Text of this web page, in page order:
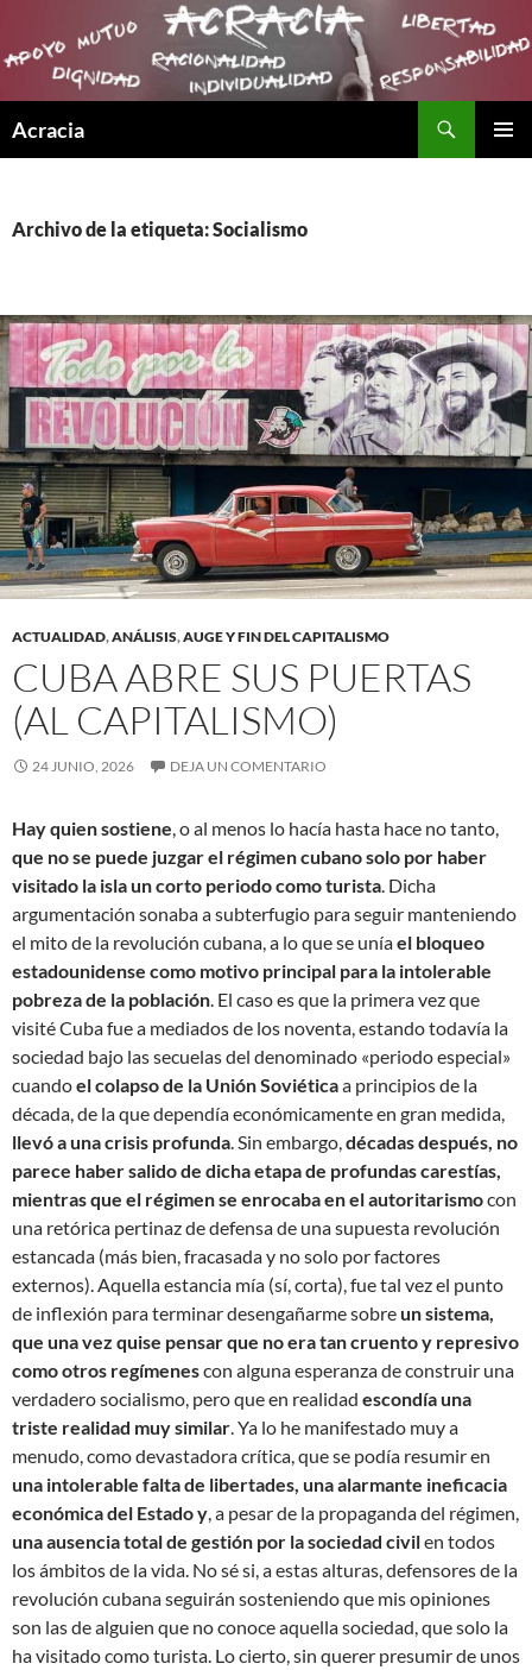
Acracia
Archivo de la etiqueta: Socialismo
ACTUALIDAD,ANÁLISIS,AUGE Y FIN DEL CAPITALISMO
CUBA ABRE SUS PUERTAS
(AL CAPITALISMO)
24 JUNIO, 2026 DEJA UN COMENTARIO
Hay quien sostiene, o al menos lo hacía hasta hace no tanto,
que no se puede juzgar el régimen cubano solo por haber
visitado la isla un corto periodo como turista. Dicha
argumentación sonaba a subterfugio para seguir manteniendo
el mito de la revolución cubana, a lo que se uníael bloqueo
estadounidense como motivo principal para la intolerable
pobreza de la población. El caso es que la primera vez que
visité Cuba fue a mediados de los noventa, estando todavía la
sociedad bajo las secuelas del denominado «periodo especial»
cuandoel colapso de la Unión Soviéticaa principios de la
década, de la que dependía económicamente en gran medida,
llevó a una crisis profunda. Sin embargo,décadas después, no
parece haber salido de dicha etapa de profundas carestías,
mientras que el régimen se enrocaba en el autoritarismocon
una retórica pertinaz de defensa de una supuesta revolución
estancada (más bien, fracasada y no solo por factores
externos). Aquella estancia mía (sí, corta), fue tal vez el punto
de inflexión para terminar desengañarme sobreun sistema,
que una vez quise pensar que no era tan cruento y represivo
como otros regímenescon alguna esperanza de construir una
verdadero socialismo, pero que en realidad escondía una
triste realidad muy similar. Ya lo he manifestado muy a
menudo, como devastadora crítica, que se podía resumir en
una intolerable falta de libertades, una alarmante ineficacia
económica del Estado y, a pesar de la propaganda del régimen,
una ausencia total de gestión por la sociedad civilen todos
los ámbitos de la vida. No sé si, a estas alturas, defensores de la
revolución cubana seguirán sosteniendo que mis opiniones
son las de alguien que no conoce aquella sociedad, que solo la
ha visitado como turista. Lo cierto, sin querer presumir de unos